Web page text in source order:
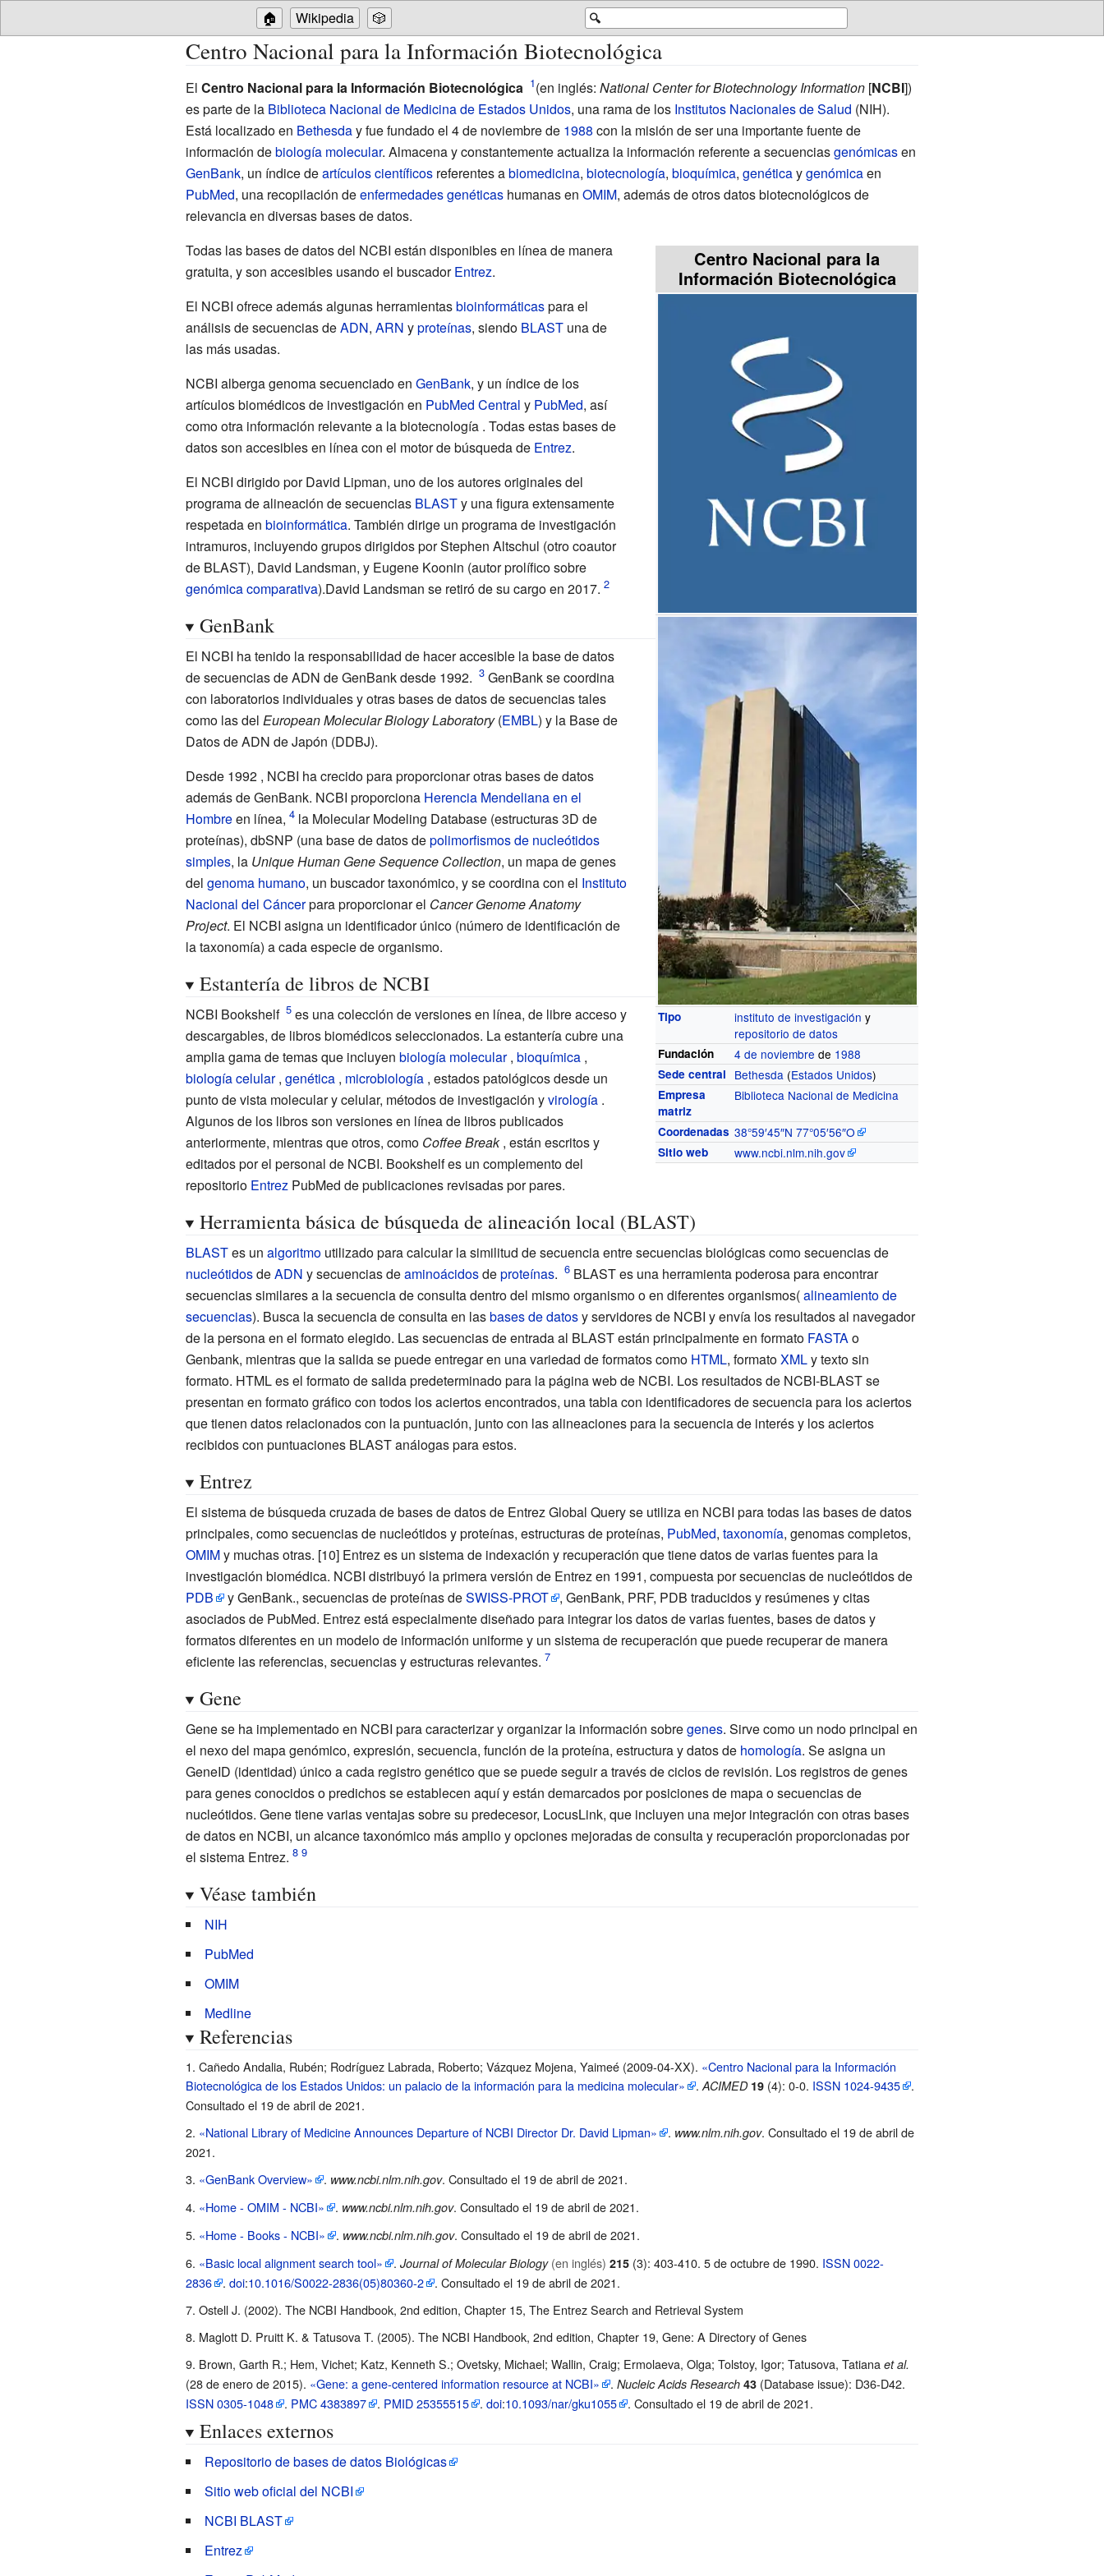
🔍
🏠 Wikipedia 🎲
Centro Nacional para la Información Biotecnológica
El Centro Nacional para la Información Biotecnológica (en inglés: National Center for Biotechnology Information[NCBI])
es parte de la Biblioteca Nacional de Medicina de Estados Unidos, una rama de los Institutos Nacionales de Salud (NIH).
Está localizado en Bethesday fue fundado el 4 de noviembre de 1988 con la misión de ser una importante fuente de
información debiología molecular. Almacena y constantemente actualiza la información referente a secuenciasgenómicasen
GenBank, un índice deartículos científicosreferentes abiomedicina, biotecnología, bioquímica, genéticaygenómicaen
PubMed, una recopilación deenfermedades genéticashumanas en OMIM, además de otros datos biotecnológicos de
relevancia en diversas bases de datos.
Centro Nacional para la
Información Biotecnológica
Tipo instituto de investigación y
repositorio de datos
Fundación 4 de noviembre de 1988
Sede central Bethesda (Estados Unidos)
Empresa
matriz
Biblioteca Nacional de Medicina
Coordenadas 38°59′45″N77°05′56″O
Sitio web www.ncbi.nlm.nih.gov
Todas las bases de datos del NCBI están disponibles en línea de manera
gratuita, y son accesibles usando el buscadorEntrez.
El NCBI ofrece además algunas herramientasbioinformáticaspara el
análisis de secuencias deADN, ARN yproteínas, siendo BLASTuna de
las más usadas.
NCBI alberga genoma secuenciado en GenBank, y un índice de los
artículos biomédicos de investigación en PubMed Central y PubMed, así
como otra información relevante a la biotecnología . Todas estas bases de
datos son accesibles en línea con el motor de búsqueda de Entrez.
El NCBI dirigido porDavid Lipman, uno de los autores originales del
programa de alineación de secuencias BLASTy una figura extensamente
respetada en bioinformática. También dirige un programa de investigación
intramuros, incluyendo grupos dirigidos porStephen Altschul (otro coautor
de BLAST), David Landsman, y Eugene Koonin (autor prolífico sobre
genómica comparativa).David Landsman se retiró de su cargo en 2017.
GenBank
El NCBI ha tenido la responsabilidad de hacer accesible la base de datos
de secuencias de ADN de GenBank desde 1992.
GenBank se coordina
con laboratorios individuales y otras bases de datos de secuencias tales
como las del European Molecular Biology Laboratory(EMBL) y la Base de
Datos de ADN de Japón (DDBJ).
Desde 1992 , NCBI ha crecido para proporcionar otras bases de datos
además de GenBank. NCBI proporciona Herencia Mendeliana en el
Hombreen línea, la Molecular Modeling Database(estructuras 3D de
proteínas), dbSNP (una base de datos depolimorfismos de nucleótidos
simples, la Unique Human Gene Sequence Collection, un mapa de genes
del genoma humano, un buscador taxonómico, y se coordina con el Instituto
Nacional del Cáncerpara proporcionar el Cancer Genome Anatomy
Project. El NCBI asigna un identificador único (número de identificación de
la taxonomía) a cada especie de organismo.
Estantería de libros de NCBI
NCBI Bookshelf es una colección de versiones en línea, de libre acceso y
descargables, de libros biomédicos seleccionados. La estantería cubre una
amplia gama de temas que incluyen biología molecular, bioquímica,
biología celular, genética, microbiología, estados patológicos desde un
punto de vista molecular y celular, métodos de investigación yvirología.
Algunos de los libros son versiones en línea de libros publicados
anteriormente, mientras que otros, como Coffee Break, están escritos y
editados por el personal de NCBI. Bookshelf es un complemento del
repositorio Entrez PubMed de publicaciones revisadas por pares.
Herramienta básica de búsqueda de alineación local (BLAST)
BLASTes un algoritmoutilizado para calcular la similitud de secuencia entre secuencias biológicas como secuencias de
nucleótidosdeADN y secuencias deaminoácidosdeproteínas.
BLAST es una herramienta poderosa para encontrar
secuencias similares a la secuencia de consulta dentro del mismo organismo o en diferentes organismos(alineamiento de
secuencias). Busca la secuencia de consulta en lasbases de datosy servidores de NCBI y envía los resultados al navegador
de la persona en el formato elegido. Las secuencias de entrada al BLAST están principalmente en formato FASTA o
Genbank, mientras que la salida se puede entregar en una variedad de formatos como HTML, formatoXMLy texto sin
formato. HTML es el formato de salida predeterminado para la página web de NCBI. Los resultados de NCBI-BLAST se
presentan en formato gráfico con todos los aciertos encontrados, una tabla con identificadores de secuencia para los aciertos
que tienen datos relacionados con la puntuación, junto con las alineaciones para la secuencia de interés y los aciertos
recibidos con puntuaciones BLAST análogas para estos.
Entrez
El sistema de búsqueda cruzada de bases de datos de Entrez Global Query se utiliza en NCBI para todas las bases de datos
principales, como secuencias de nucleótidos y proteínas, estructuras de proteínas, PubMed, taxonomía, genomas completos,
OMIMy muchas otras. [10] Entrez es un sistema de indexación y recuperación que tiene datos de varias fuentes para la
investigación biomédica. NCBI distribuyó la primera versión de Entrez en 1991, compuesta por secuencias de nucleótidos de
PDB y GenBank., secuencias de proteínas deSWISS-PROT , GenBank, PRF, PDB traducidos y resúmenes y citas
asociados de PubMed. Entrez está especialmente diseñado para integrar los datos de varias fuentes, bases de datos y
formatos diferentes en un modelo de información uniforme y un sistema de recuperación que puede recuperar de manera
eficiente las referencias, secuencias y estructuras relevantes.
Gene
Gene se ha implementado en NCBI para caracterizar y organizar la información sobregenes. Sirve como un nodo principal en
el nexo del mapa genómico, expresión, secuencia, función de la proteína, estructura y datos de homología. Se asigna un
GeneID (identidad) único a cada registro genético que se puede seguir a través de ciclos de revisión. Los registros de genes
para genes conocidos o predichos se establecen aquí y están demarcados por posiciones de mapa o secuencias de
nucleótidos. Gene tiene varias ventajas sobre su predecesor, LocusLink, que incluyen una mejor integración con otras bases
de datos en NCBI, un alcance taxonómico más amplio y opciones mejoradas de consulta y recuperación proporcionadas por
el sistema Entrez.
Véase también
NIH
PubMed
OMIM
Medline
Referencias
Cañedo Andalia, Rubén; Rodríguez Labrada, Roberto; Vázquez Mojena, Yaimeé (2009-04-XX). «Centro Nacional para la Información
Biotecnológica de los Estados Unidos: un palacio de la información para la medicina molecular»
. ACIMED 19(4): 0-0. ISSN 1024-9435
.
Consultado el 19 de abril de 2021.
«National Library of Medicine Announces Departure of NCBI Director Dr. David Lipman»
. www.nlm.nih.gov. Consultado el 19 de abril de
2021.
«GenBank Overview»
. www.ncbi.nlm.nih.gov. Consultado el 19 de abril de 2021.
«Home - OMIM - NCBI»
. www.ncbi.nlm.nih.gov. Consultado el 19 de abril de 2021.
«Home - Books - NCBI»
. www.ncbi.nlm.nih.gov. Consultado el 19 de abril de 2021.
«Basic local alignment search tool»
. Journal of Molecular Biology (en inglés) 215(3): 403-410. 5 de octubre de 1990. ISSN 0022-
2836
. doi:10.1016/S0022-2836(05)80360-2 . Consultado el 19 de abril de 2021.
Ostell J. (2002). The NCBI Handbook, 2nd edition, Chapter 15, The Entrez Search and Retrieval System
Maglott D. Pruitt K. & Tatusova T. (2005). The NCBI Handbook, 2nd edition, Chapter 19, Gene: A Directory of Genes
Brown, Garth R.; Hem, Vichet; Katz, Kenneth S.; Ovetsky, Michael; Wallin, Craig; Ermolaeva, Olga; Tolstoy, Igor; Tatusova, Tatiana et al.
(28 de enero de 2015). «Gene: a gene-centered information resource at NCBI» . Nucleic Acids Research 43(Database issue): D36-D42.
ISSN 0305-1048 . PMC 4383897 . PMID 25355515 . doi:10.1093/nar/gku1055 . Consultado el 19 de abril de 2021.
Enlaces externos
Repositorio de bases de datos Biológicas
Sitio web oficial del NCBI
NCBI BLAST
Entrez